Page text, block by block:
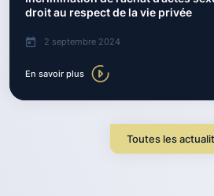
droit au respect de la vie privée
2 septembre 2024
En savoir plus
Toutes les